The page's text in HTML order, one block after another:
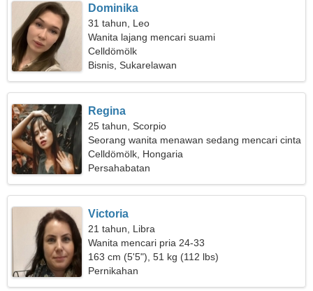
Dominika
31 tahun, Leo
Wanita lajang mencari suami
Celldömölk
Bisnis, Sukarelawan
Regina
25 tahun, Scorpio
Seorang wanita menawan sedang mencari cinta
sejati
Celldömölk, Hongaria
Persahabatan
Victoria
21 tahun, Libra
Wanita mencari pria 24-33
163 cm (5'5"), 51 kg (112 lbs)
Pernikahan